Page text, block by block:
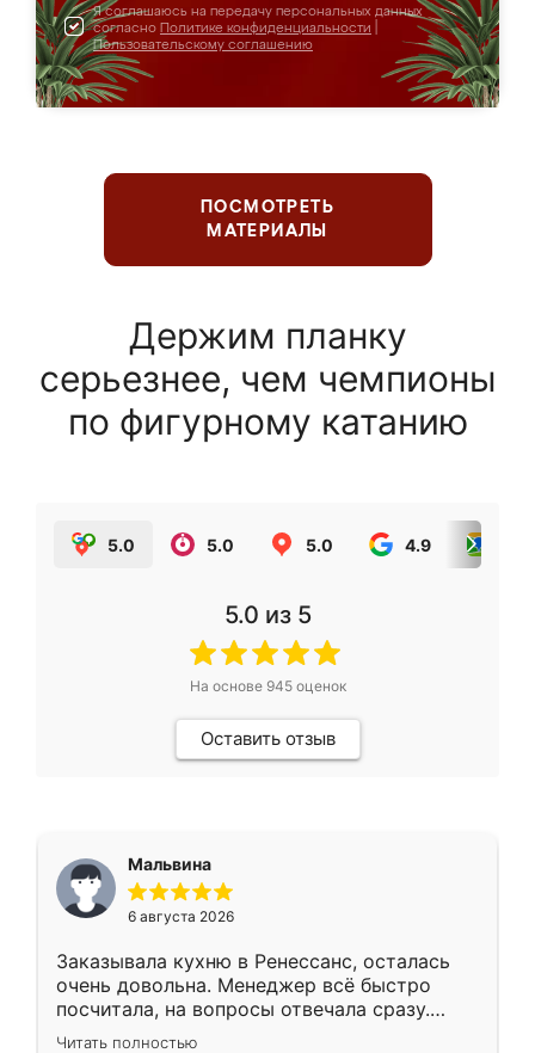
Я соглашаюсь на передачу персональных данных
согласно Политике конфиденциальности
Пользовательскому соглашению
ПОСМОТРЕТЬ
МАТЕРИАЛЫ
Держим планку
серьезнее, чем чемпионы
по фигурному катанию
5.0 5.0 5.0 4.9
5.0 из 5
На основе 945оценок
Оставить отзыв
Мальвина
6 августа 2026
Заказывала кухню в Ренессанс, осталась
очень довольна. Менеджер всё быстро
посчитала, на вопросы отвечала сразу.
Замерщик приехал в субботу, подошёл к
Читать полностью